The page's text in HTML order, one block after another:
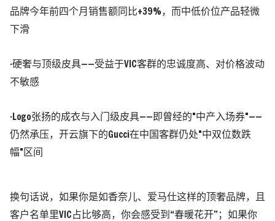
品牌今年前四个月销售额同比+39%，而中低价位产品轻微
下滑
·硬奢与顶级皮具——受益于VIC客群的忠诚度高、对价格波动
不敏感
·Logo张扬的成衣与入门级皮具——即曾经的"中产入场券"——
仍然承压，开云旗下的Gucci在中国客群仍处"中双位数跌
幅"区间
换句话说， 如果你是如香奈儿、爱马仕这样的顶奢品牌，且
客户名单里VIC占比够高，你会感受到“春暖花开”；如果你